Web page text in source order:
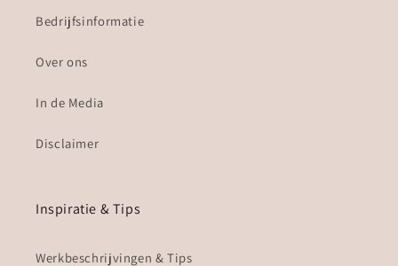
Bedrijfsinformatie
Over ons
In de Media
Disclaimer
Inspiratie & Tips
Werkbeschrijvingen & Tips